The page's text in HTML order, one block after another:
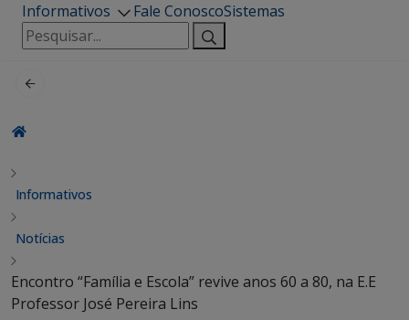
Informativos
Fale ConoscoSistemas
Pesquisar
por:
Informativos
Notícias
Encontro “Família e Escola” revive anos 60 a 80, na E.E
Professor José Pereira Lins